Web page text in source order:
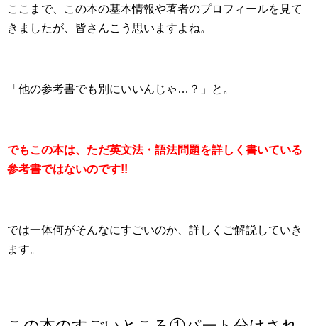
ここまで、この本の基本情報や著者のプロフィールを見て
きましたが、皆さんこう思いますよね。
「他の参考書でも別にいいんじゃ…？」と。
でもこの本は、ただ英文法・語法問題を詳しく書いている
参考書ではないのです!!
では一体何がそんなにすごいのか、詳しくご解説していき
ます。